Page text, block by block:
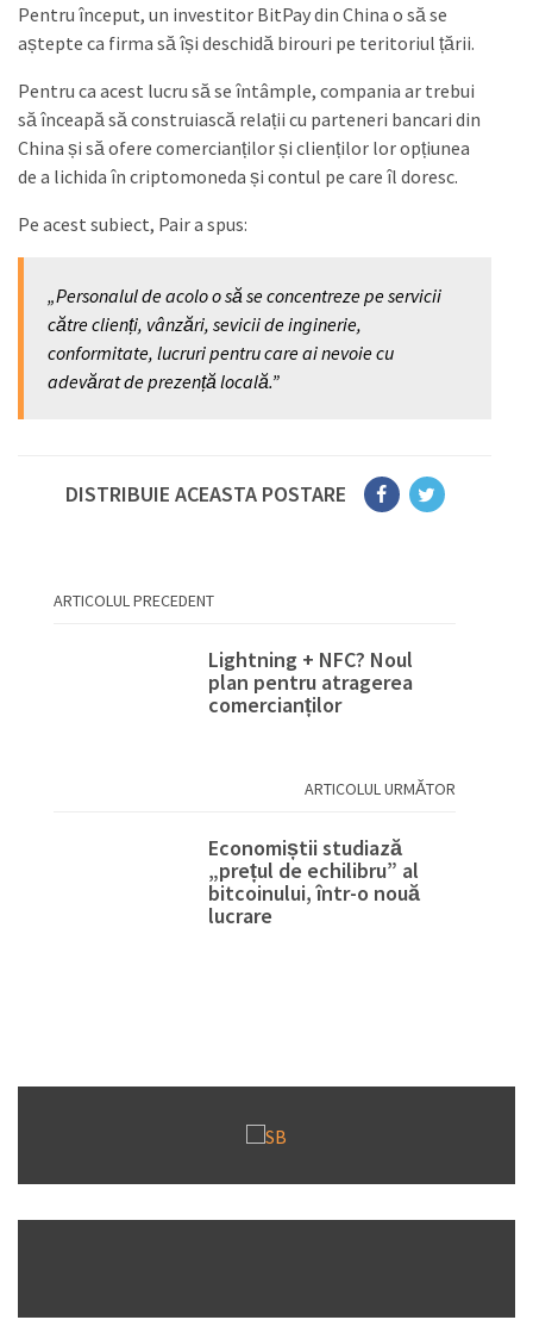
Pentru început, un investitor BitPay din China o să se
aștepte ca firma să își deschidă birouri pe teritoriul țării.
Pentru ca acest lucru să se întâmple, compania ar trebui
să înceapă să construiască relații cu parteneri bancari din
China și să ofere comercianților și clienților lor opțiunea
de a lichida în criptomoneda și contul pe care îl doresc.
Pe acest subiect, Pair a spus:
„Personalul de acolo o să se concentreze pe servicii
către clienți, vânzări, sevicii de inginerie,
conformitate, lucruri pentru care ai nevoie cu
adevărat de prezență locală.”
DISTRIBUIE ACEASTA POSTARE
ARTICOLUL PRECEDENT
Lightning + NFC? Noul
plan pentru atragerea
comercianților
ARTICOLUL URMĂTOR
Economiștii studiază
„prețul de echilibru” al
bitcoinului, într-o nouă
lucrare